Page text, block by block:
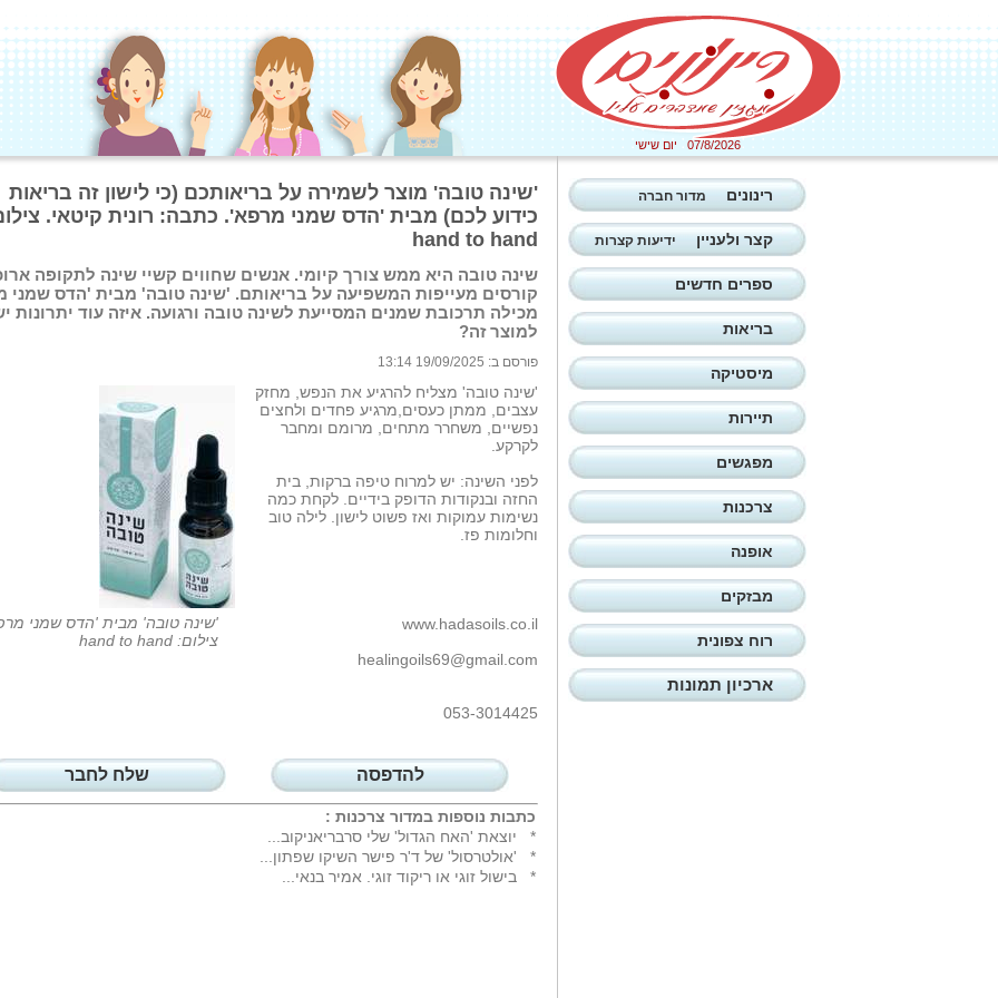
07/8/2026 יום שישי
'שינה טובה' מוצר לשמירה על בריאותכם (כי לישון זה בריאות
כידוע לכם) מבית 'הדס שמני מרפא'. כתבה: רונית קיטאי.
hand to hand
שינה טובה היא ממש צורך קיומי. אנשים שחווים קשיי שינה לתקופה
קורסים מעייפות המשפיעה על בריאותם. 'שינה טובה' מבית 'הדס שמני
מכילה תרכובת שמנים המסייעת לשינה טובה ורגועה. איזה עוד יתרונות
למוצר זה?
פורסם ב: 19/09/2025 13:14
'שינה טובה' מבית 'הדס שמני
צילום: hand to hand
'שינה טובה' מצליח להרגיע את הנפש, מחזק
עצבים, ממתן כעסים,מרגיע פחדים ולחצים
נפשיים, משחרר מתחים, מרומם ומחבר
לקרקע.
לפני השינה: יש למרוח טיפה ברקות, בית
החזה ובנקודות הדופק בידיים. לקחת כמה
נשימות עמוקות ואז פשוט לישון. לילה טוב
וחלומות פז.
www.hadasoils.co.il
healingoils69@gmail.com
053-3014425
שלח לחבר להדפסה
כתבות נוספות במדור צרכנות :
* יוצאת 'האח הגדול' שלי סרבריאניקוב...
* 'אולטרסול' של ד'ר פישר השיקו שפתון...
* בישול זוגי או ריקוד זוגי. אמיר בנאי...
רינונים מדור חברה
קצר ולעניין ידיעות קצרות
ספרים חדשים
בריאות
מיסטיקה
תיירות
מפגשים
צרכנות
אופנה
מבזקים
רוח צפונית
ארכיון תמונות